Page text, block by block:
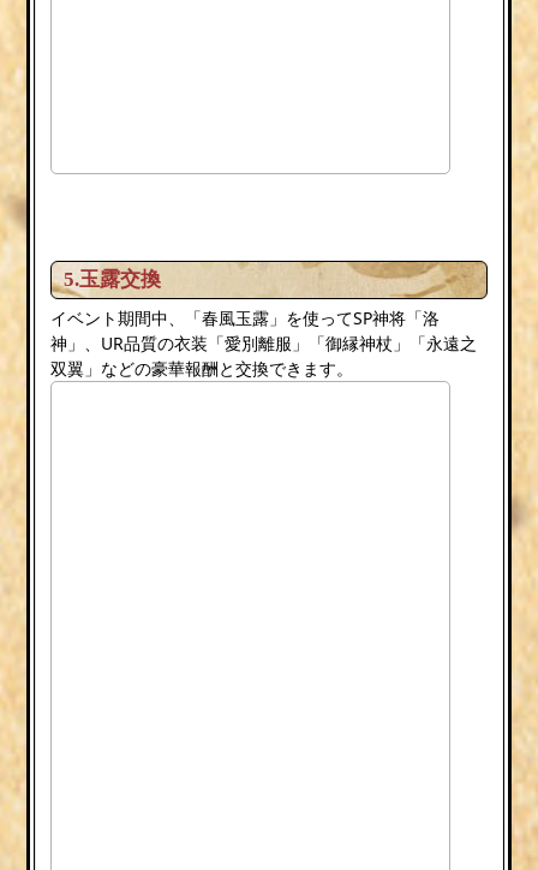
5.玉露交換
イベント期間中、「春風玉露」を使ってSP神将「洛
神」、UR品質の衣装「愛別離服」「御縁神杖」「永遠之
双翼」などの豪華報酬と交換できます。